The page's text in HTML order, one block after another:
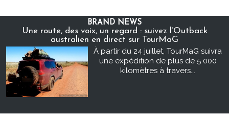
BRAND NEWS
Une route, des voix, un regard : suivez l’Outback
australien en direct sur TourMaG
À partir du 24 juillet, TourMaG suivra
une expédition de plus de 5 000
kilomètres à travers...